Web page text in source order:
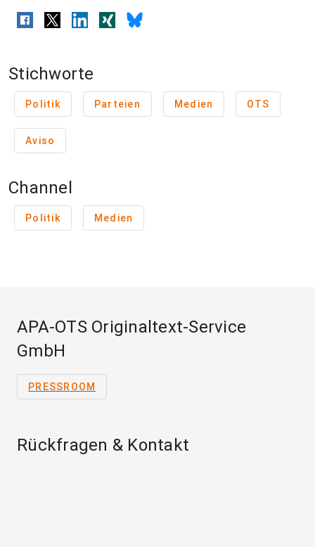
Stichworte
Politik Parteien Medien OTS
Aviso
Channel
Politik Medien
APA-OTS Originaltext-Service
GmbH
PRESSROOM
Rückfragen & Kontakt